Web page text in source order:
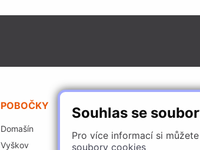
Souhlas se
Pro více informací si
soubory cookies
POBOČKY
Domašín
Vyškov
SLEDUJTE